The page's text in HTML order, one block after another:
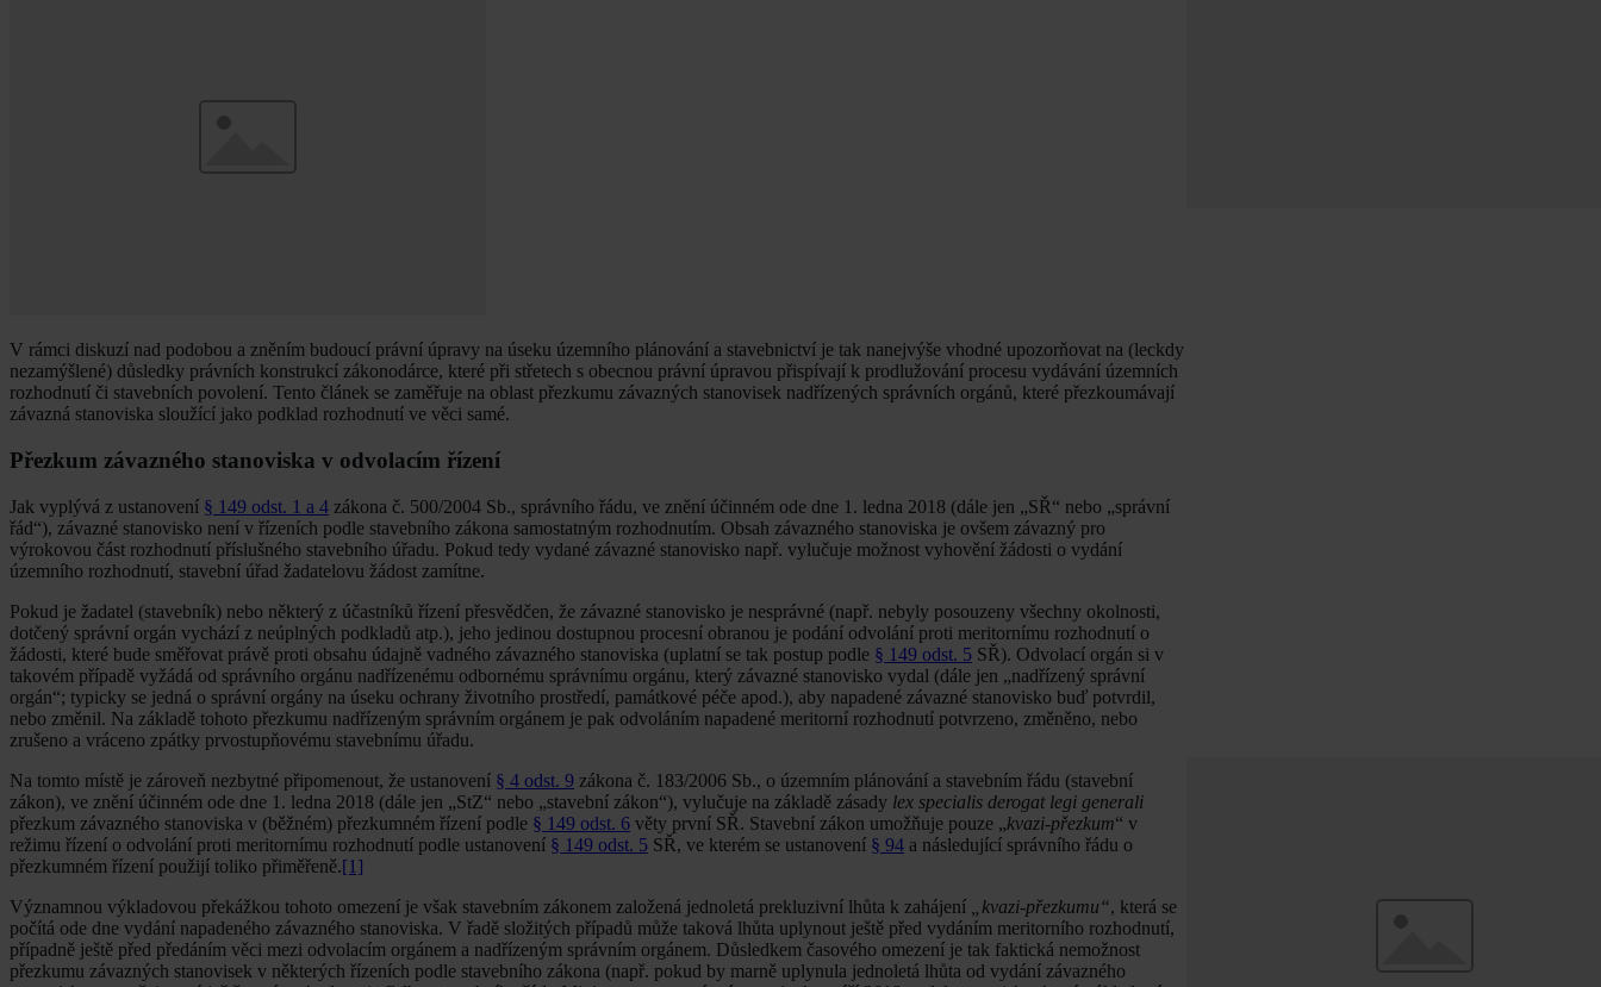
V rámci diskuzí nad podobou a zněním budoucí právní úpravy na úseku územního plánování a stavebnictví je tak nanejvýše vhodné upozorňovat na (leckdy
nezamýšlené) důsledky právních konstrukcí zákonodárce, které při střetech s obecnou právní úpravou přispívají k prodlužování procesu vydávání územních
rozhodnutí či stavebních povolení. Tento článek se zaměřuje na oblast přezkumu závazných stanovisek nadřízených správních orgánů, které přezkoumávají
závazná stanoviska sloužící jako podklad rozhodnutí ve věci samé.
Přezkum závazného stanoviska v odvolacím řízení
Jak vyplývá z ustanovení § 149 odst. 1 a 4 zákona č. 500/2004 Sb., správního řádu, ve znění účinném ode dne 1. ledna 2018 (dále jen „SŘ“ nebo „správní
řád“), závazné stanovisko není v řízeních podle stavebního zákona samostatným rozhodnutím. Obsah závazného stanoviska je ovšem závazný pro
výrokovou část rozhodnutí příslušného stavebního úřadu. Pokud tedy vydané závazné stanovisko např. vylučuje možnost vyhovění žádosti o vydání
územního rozhodnutí, stavební úřad žadatelovu žádost zamítne.
Pokud je žadatel (stavebník) nebo některý z účastníků řízení přesvědčen, že závazné stanovisko je nesprávné (např. nebyly posouzeny všechny okolnosti,
dotčený správní orgán vychází z neúplných podkladů atp.), jeho jedinou dostupnou procesní obranou je podání odvolání proti meritornímu rozhodnutí o
žádosti, které bude směřovat právě proti obsahu údajně vadného závazného stanoviska (uplatní se tak postup podle § 149 odst. 5 SŘ). Odvolací orgán si v
takovém případě vyžádá od správního orgánu nadřízenému odbornému správnímu orgánu, který závazné stanovisko vydal (dále jen „nadřízený správní
orgán“; typicky se jedná o správní orgány na úseku ochrany životního prostředí, památkové péče apod.), aby napadené závazné stanovisko buď potvrdil,
nebo změnil. Na základě tohoto přezkumu nadřízeným správním orgánem je pak odvoláním napadené meritorní rozhodnutí potvrzeno, změněno, nebo
zrušeno a vráceno zpátky prvostupňovému stavebnímu úřadu.
Na tomto místě je zároveň nezbytné připomenout, že ustanovení § 4 odst. 9 zákona č. 183/2006 Sb., o územním plánování a stavebním řádu (stavební
zákon), ve znění účinném ode dne 1. ledna 2018 (dále jen „StZ“ nebo „stavební zákon“), vylučuje na základě zásady lex specialis derogat legi generali
přezkum závazného stanoviska v (běžném) přezkumném řízení podle § 149 odst. 6 věty první SŘ. Stavební zákon umožňuje pouze „kvazi-přezkum“ v
režimu řízení o odvolání proti meritornímu rozhodnutí podle ustanovení § 149 odst. 5 SŘ, ve kterém se ustanovení § 94 a následující správního řádu o
přezkumném řízení použijí toliko přiměřeně.[1]
Významnou výkladovou překážkou tohoto omezení je však stavebním zákonem založená jednoletá prekluzivní lhůta k zahájení
„kvazi-přezkumu“, která se
počítá ode dne vydání napadeného závazného stanoviska. V řadě složitých případů může taková lhůta uplynout ještě před vydáním meritorního rozhodnutí,
případně ještě před předáním věci mezi odvolacím orgánem a nadřízeným správním orgánem. Důsledkem časového omezení je tak faktická nemožnost
přezkumu závazných stanovisek v některých řízeních podle stavebního zákona (např. pokud by marně uplynula jednoletá lhůta od vydání závazného